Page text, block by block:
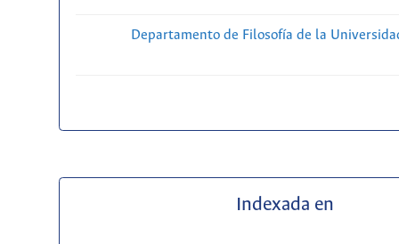
Departamento de Filosofía de la
Indexada en